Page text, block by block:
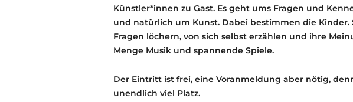
Künstler*innen zu Gast. Es geht ums Fragen und
und natürlich um Kunst. Dabei bestimmen die Kinder.
Fragen löchern, von sich selbst erzählen und ihre
Menge Musik und spannende Spiele.
Der Eintritt ist frei, eine Voranmeldung aber nötig,
unendlich viel Platz.